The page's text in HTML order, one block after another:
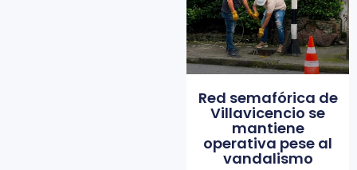
Red semafórica de
Villavicencio se
mantiene
operativa pese al
vandalismo